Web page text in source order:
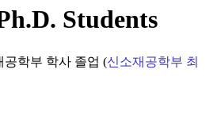
Students
공학부 학사 졸업 (신소재공학부 최